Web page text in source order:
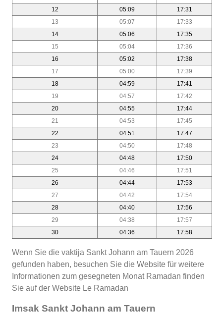
12
05:09
17:31
13
05:07
17:33
14
05:06
17:35
15
05:04
17:36
16
05:02
17:38
17
05:00
17:39
18
04:59
17:41
19
04:57
17:42
20
04:55
17:44
21
04:53
17:45
22
04:51
17:47
23
04:50
17:48
24
04:48
17:50
25
04:46
17:51
26
04:44
17:53
27
04:42
17:54
28
04:40
17:56
29
04:38
17:57
30
04:36 17:58
Wenn Sie die vaktija Sankt Johann am Tauern 2026
gefunden haben, besuchen Sie die Website für weitere
Informationen zum gesegneten Monat Ramadan finden
Sie auf der Website Le Ramadan
Imsak Sankt Johann am Tauern